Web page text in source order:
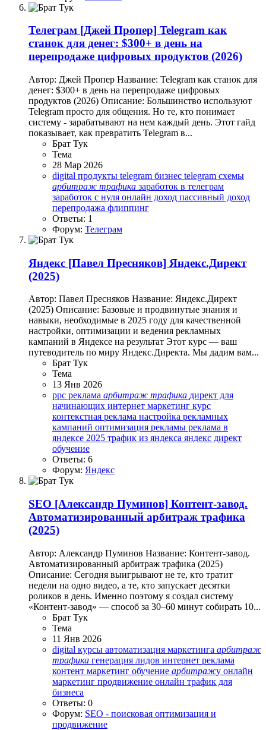
Телеграм [Джей Пропер] Telegram как
станок для денег: $300+ в день на
перепродаже цифровых продуктов (2026)
Автор: Джей Пропер Название: Telegram как станок для
денег: $300+ в день на перепродаже цифровых
продуктов (2026) Описание: Большинство используют
Telegram просто для общения. Но те, кто понимает
систему - зарабатывают на нем каждый день. Этот гайд
показывает, как превратить Telegram в...
Брат Тук
Тема
28 Мар 2026
digital продукты telegram бизнес telegram схемы
арбитраж трафика заработок в телеграм
заработок с нуля онлайн доход пассивный доход
перепродажа флиппинг
Ответы: 1
Форум: Телеграм
Яндекс [Павел Пресняков] Яндекс.Директ
(2025)
Автор: Павел Пресняков Название: Яндекс.Директ
(2025) Описание: Базовые и продвинутые знания и
навыки, необходимые в 2025 году для качественной
настройки, оптимизации и ведения рекламных
кампаний в Яндексе на результат Этот курс — ваш
путеводитель по миру Яндекс.Директа. Мы дадим вам...
Брат Тук
Тема
13 Янв 2026
ppc реклама арбитраж трафика директ для
начинающих интернет маркетинг курс
контекстная реклама настройка рекламных
кампаний оптимизация рекламы реклама в
яндексе 2025 трафик из яндекса яндекс директ
обучение
Ответы: 6
Форум: Яндекс
SEO [Александр Пуминов] Контент-завод.
Автоматизированный арбитраж трафика
(2025)
Автор: Александр Пуминов Название: Контент-завод.
Автоматизированный арбитраж трафика (2025)
Описание: Сегодня выигрывают не те, кто тратит
недели на одно видео, а те, кто запускает десятки
роликов в день. Именно поэтому я создал систему
«Контент-завод» — способ за 30–60 минут собирать 10...
Брат Тук
Тема
11 Янв 2026
digital курсы автоматизация маркетинга арбитраж
трафика генерация лидов интернет реклама
контент маркетинг обучение арбитражу онлайн
маркетинг продвижение онлайн трафик для
бизнеса
Ответы: 0
Форум: SEO - поисковая оптимизация и
продвижение